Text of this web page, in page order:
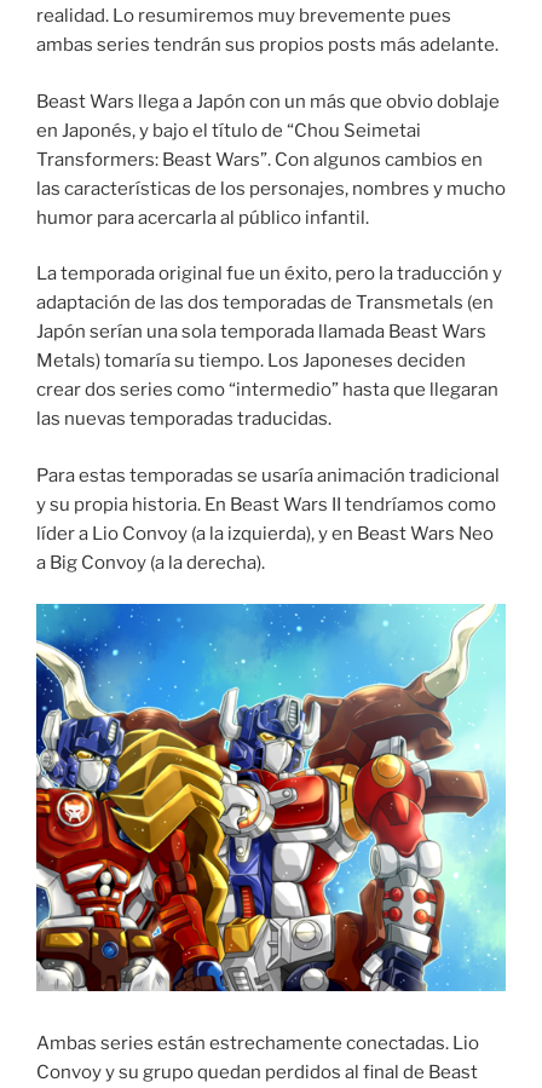
realidad. Lo resumiremos muy brevemente pues
ambas series tendrán sus propios posts más adelante.
Beast Wars llega a Japón con un más que obvio doblaje
en Japonés, y bajo el título de “Chou Seimetai
Transformers: Beast Wars”. Con algunos cambios en
las características de los personajes, nombres y mucho
humor para acercarla al público infantil.
La temporada original fue un éxito, pero la traducción y
adaptación de las dos temporadas de Transmetals (en
Japón serían una sola temporada llamada Beast Wars
Metals) tomaría su tiempo. Los Japoneses deciden
crear dos series como “intermedio” hasta que llegaran
las nuevas temporadas traducidas.
Para estas temporadas se usaría animación tradicional
y su propia historia. En Beast Wars II tendríamos como
líder a Lio Convoy (a la izquierda), y en Beast Wars Neo
a Big Convoy (a la derecha).
Ambas series están estrechamente conectadas. Lio
Convoy y su grupo quedan perdidos al final de Beast